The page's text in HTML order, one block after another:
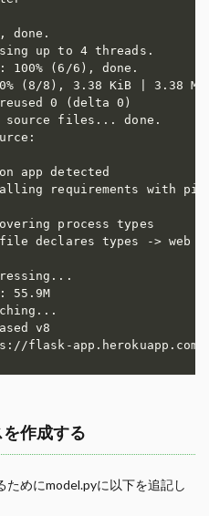
done.
up to 4 threads.
100% (6/6), done.
(8/8), 3.38 KiB | 3.38
0 (delta 0)
source files... done.
app detected
requirements with pip
process types
declares types -> web
55.9M
v8
作成する
めにmodel.pyに以下を追記し